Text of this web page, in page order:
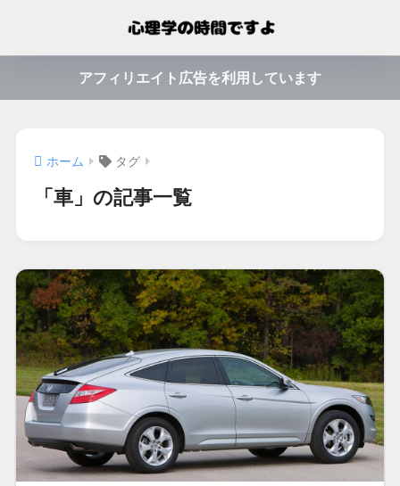
アフィリエイト広告を利用しています
ホーム タグ
「車」の記事一覧